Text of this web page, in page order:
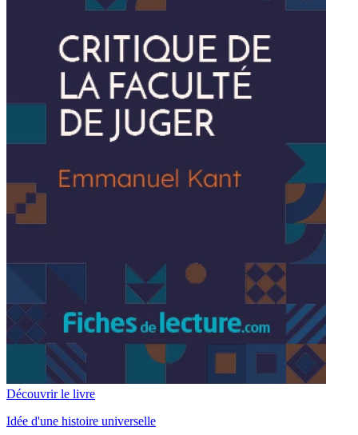
Découvrir le livre
Idée d'une histoire universelle